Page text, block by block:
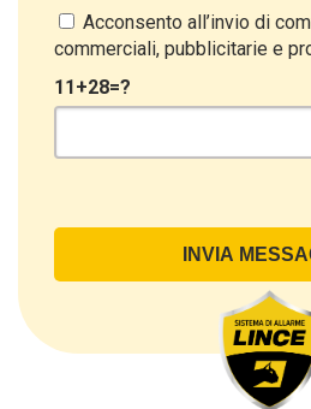
Il Titolare del Trattamento è
sede in Via Variante di
Ariccia (RM). L’interessato può
propri diritti inviando una
Oggetto del Trattamento
di contatto, così come altri dati
fatturazione, come l’indirizzo).
questi ultimi, cogliamo
sottolineare che i dati delle
sempre qualificati come
giuridiche sono in via generale
Acconsento all’invio di
commerciali, pubblicitarie e
11+28=?